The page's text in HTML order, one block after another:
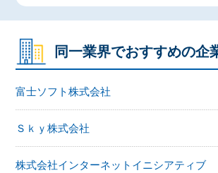
同一業界でおすすめの企
富士ソフト株式会社
Ｓｋｙ株式会社
株式会社インターネットイニシアティブ